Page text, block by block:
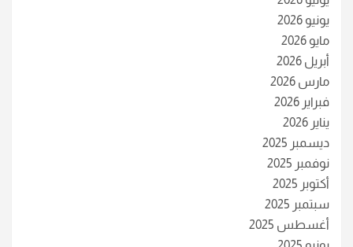
يونيو 2026
مايو 2026
أبريل 2026
مارس 2026
فبراير 2026
يناير 2026
ديسمبر 2025
نوفمبر 2025
أكتوبر 2025
سبتمبر 2025
أغسطس 2025